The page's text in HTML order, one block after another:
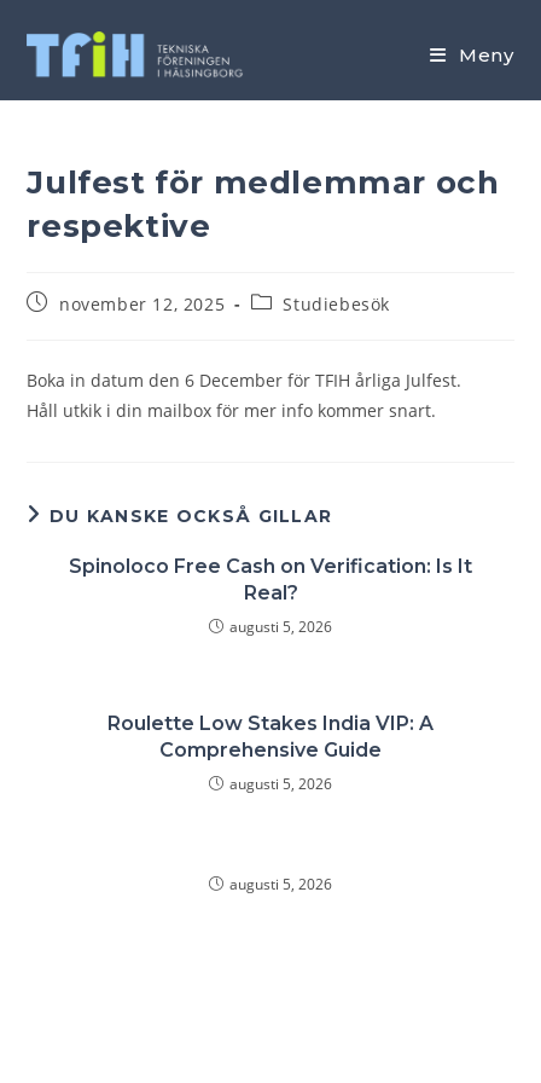
innehållet
Meny
Julfest för medlemmar och
respektive
Inläggetnovember 12, 2025 Inläggskategori:
Studiebesök
Boka in datum den 6 December för TFIH årliga Julfest.
Håll utkik i din mailbox för mer info kommer snart.
DU KANSKE OCKSÅ GILLAR
Spinoloco Free Cash on Verification: Is It
Real?
augusti 5, 2026
Roulette Low Stakes India VIP: A
Comprehensive Guide
augusti 5, 2026
augusti 5, 2026